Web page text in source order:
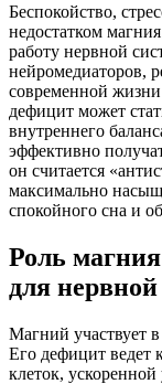
Беспокойство,
недостатком
работу нервной
нейромедиаторов,
современной жизни
дефицит может
внутреннего
эффективно
он считается
максимально
спокойного сна и
Роль
для
Магний участвует
Его дефицит ведет
клеток,